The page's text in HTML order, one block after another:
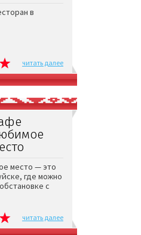
в
читать далее
место — это
где можно
с
читать далее